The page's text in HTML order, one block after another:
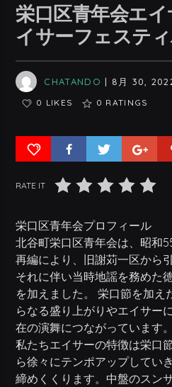
栄口区青年会エ
イサーフェステ
CHATANDO | 8月 30,
0 LIKES
0 RATINGS
RATE IT
栄口区青年会プロフィール
北谷町栄口区青年会は、昭和
再編により、旧謝苅一区から
それに伴い当時地謡を務めた
を加えました。 栄口節を加え
らなる盛り上がりやエイサー
在の演舞につながっています。
私たちエイサーの特徴は栄口
ら徐々にテンポアップしてい
締めくくります。中盤のスン